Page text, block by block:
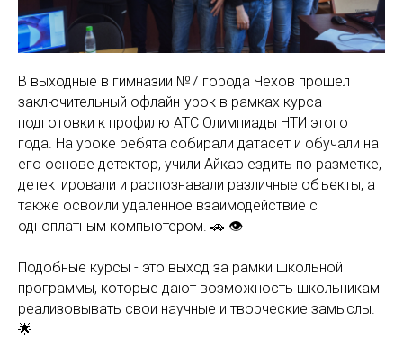
В выходные в гимназии №7 города Чехов прошел
заключительный офлайн-урок в рамках курса
подготовки к профилю АТС Олимпиады НТИ этого
года. На уроке ребята собирали датасет и обучали на
его основе детектор, учили Айкар ездить по разметке,
детектировали и распознавали различные объекты, а
также освоили удаленное взаимодействие с
одноплатным компьютером. 🚗 👁
Подобные курсы - это выход за рамки школьной
программы, которые дают возможность школьникам
реализовывать свои научные и творческие замыслы.
🌟